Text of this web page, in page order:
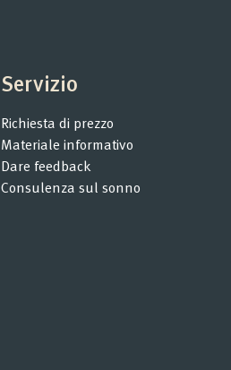
Servizio
Richiesta di prezzo
Materiale informativo
Dare feedback
Consulenza sul sonno